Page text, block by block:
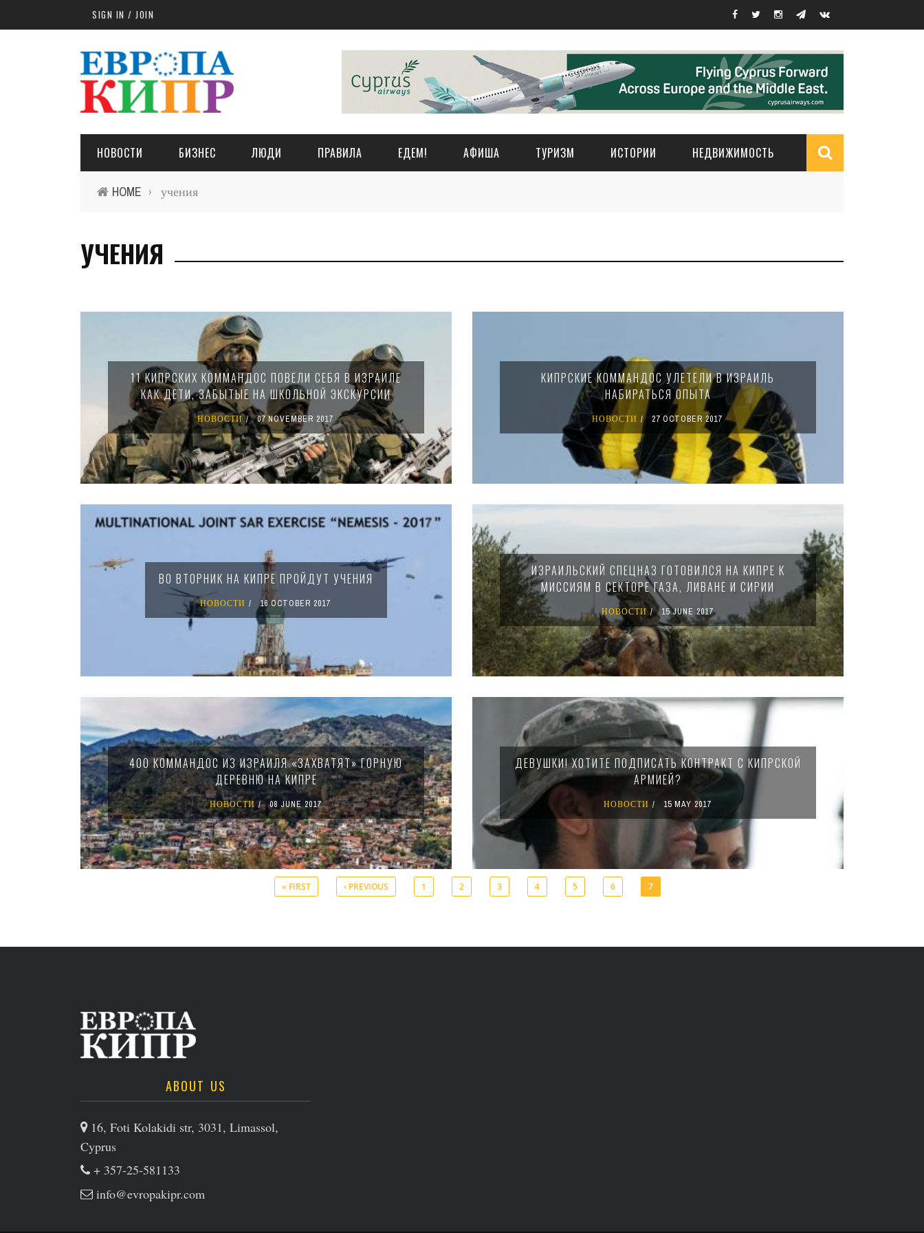
Skip to main contentSIGN IN / JOIN
НОВОСТИ БИЗНЕС ЛЮДИ ПРАВИЛА ЕДЕМ! АФИША ТУРИЗМ ИСТОРИИ НЕДВИЖИМОСТЬ
HOME › учения
УЧЕНИЯ
11 КИПРСКИХ КОММАНДОС ПОВЕЛИ СЕБЯ В ИЗРАИЛЕ
КАК ДЕТИ, ЗАБЫТЫЕ НА ШКОЛЬНОЙ ЭКСКУРСИИ
НОВОСТИ 07 NOVEMBER 2017
КИПРСКИЕ КОММАНДОС УЛЕТЕЛИ В ИЗРАИЛЬ
НАБИРАТЬСЯ ОПЫТА
НОВОСТИ 27 OCTOBER 2017
ВО ВТОРНИК НА КИПРЕ ПРОЙДУТ УЧЕНИЯ
НОВОСТИ 16 OCTOBER 2017
ИЗРАИЛЬСКИЙ СПЕЦНАЗ ГОТОВИЛСЯ НА КИПРЕ К
МИССИЯМ В СЕКТОРЕ ГАЗА, ЛИВАНЕ И СИРИИ
НОВОСТИ 15 JUNE 2017
400 КОММАНДОС ИЗ ИЗРАИЛЯ «ЗАХВАТЯТ» ГОРНУЮ
ДЕРЕВНЮ НА КИПРЕ
НОВОСТИ 08 JUNE 2017
ДЕВУШКИ! ХОТИТЕ ПОДПИСАТЬ КОНТРАКТ С КИПРСКОЙ
АРМИЕЙ?
НОВОСТИ 15 MAY 2017
Pages
« FIRST ‹ PREVIOUS 1 2 3 4 5 6 7
ABOUT US
16, Foti Kolakidi str, 3031, Limassol,
Cyprus
+ 357-25-581133
info@evropakipr.com